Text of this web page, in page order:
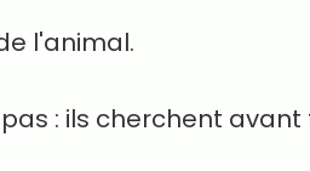
l'animal.
: ils cherchent avant